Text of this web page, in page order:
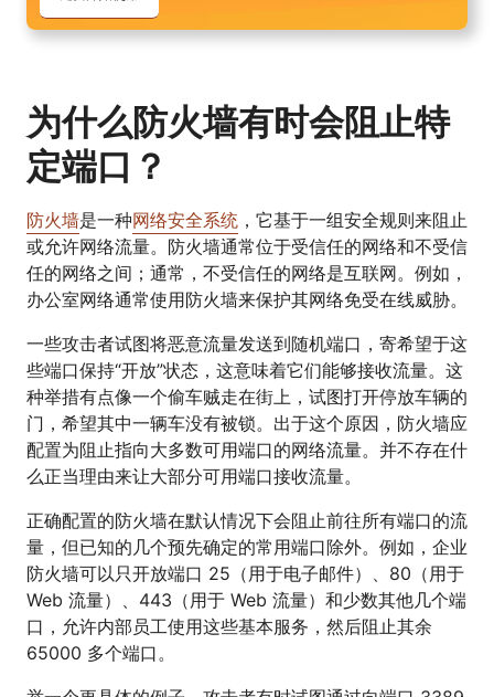
为什么防火墙有时会阻止特
定端口？
防火墙是一种网络安全系统 ，它基于一组安全规则来阻止
或允许网络流量。防火墙通常位于受信任的网络和不受信
任的网络之间；通常，不受信任的网络是互联网。例如，
办公室网络通常使用防火墙来保护其网络免受在线威胁。
一些攻击者试图将恶意流量发送到随机端口，寄希望于这
些端口保持“开放”状态，这意味着它们能够接收流量。这
种举措有点像一个偷车贼走在街上，试图打开停放车辆的
门，希望其中一辆车没有被锁。出于这个原因，防火墙应
配置为阻止指向大多数可用端口的网络流量。并不存在什
么正当理由来让大部分可用端口接收流量。
正确配置的防火墙在默认情况下会阻止前往所有端口的流
量，但已知的几个预先确定的常用端口除外。例如，企业
防火墙可以只开放端口 25（用于电子邮件）、80（用于
Web 流量）、443（用于 Web 流量）和少数其他几个端
口，允许内部员工使用这些基本服务，然后阻止其余
65000 多个端口。